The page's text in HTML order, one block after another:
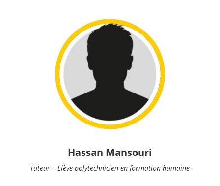
Hassan Mansouri
Tuteur – Elève polytechnicien en formation humaine